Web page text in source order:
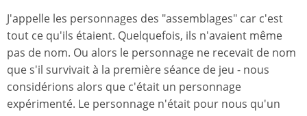
J'appelle les personnages des "assemblages" car c'est
tout ce qu'ils étaient. Quelquefois, ils n'avaient même
pas de nom. Ou alors le personnage ne recevait de nom
que s'il survivait à la première séance de jeu - nous
considérions alors que c'était un personnage
expérimenté. Le personnage n'était pour nous qu'un